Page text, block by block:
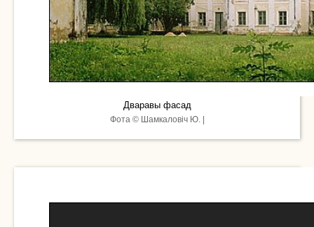
Дваравы фасад
Фота © Шамкаловіч Ю. |